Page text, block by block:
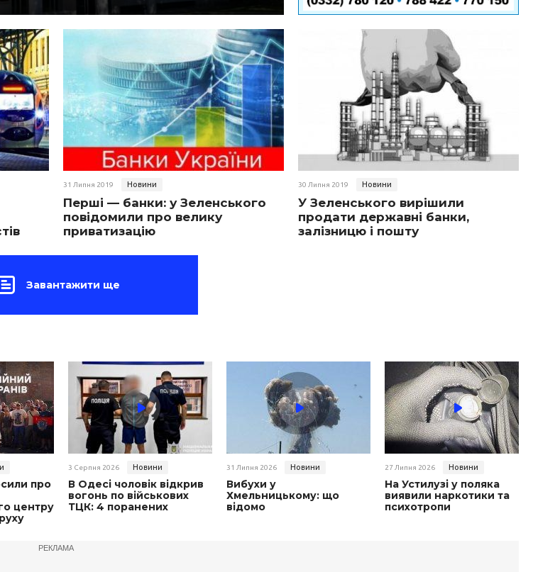
31 Липня 2019 Новини
Перші — банки: у Зеленського
повідомили про велику
приватизацію
30 Липня 2019 Новини
У Зеленського вирішили
продати державні банки,
залізницю і пошту
Завантажити ще
про
центру
3 Серпня 2026 Новини
В Одесі чоловік відкрив
вогонь по військових
ТЦК: 4 поранених
31 Липня 2026 Новини
Вибухи у
Хмельницькому: що
відомо
27 Липня 2026 Новини
На Устилузі у поляка
виявили наркотики та
психотропи
РЕКЛАМА